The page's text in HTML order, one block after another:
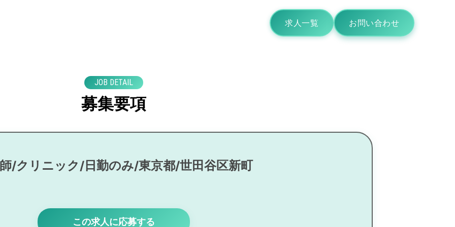
求人一覧 お問い合わせ
JOB DETAIL
募集要項
/クリニック/日勤のみ/東京都/世田谷区新町
この求人に応募する